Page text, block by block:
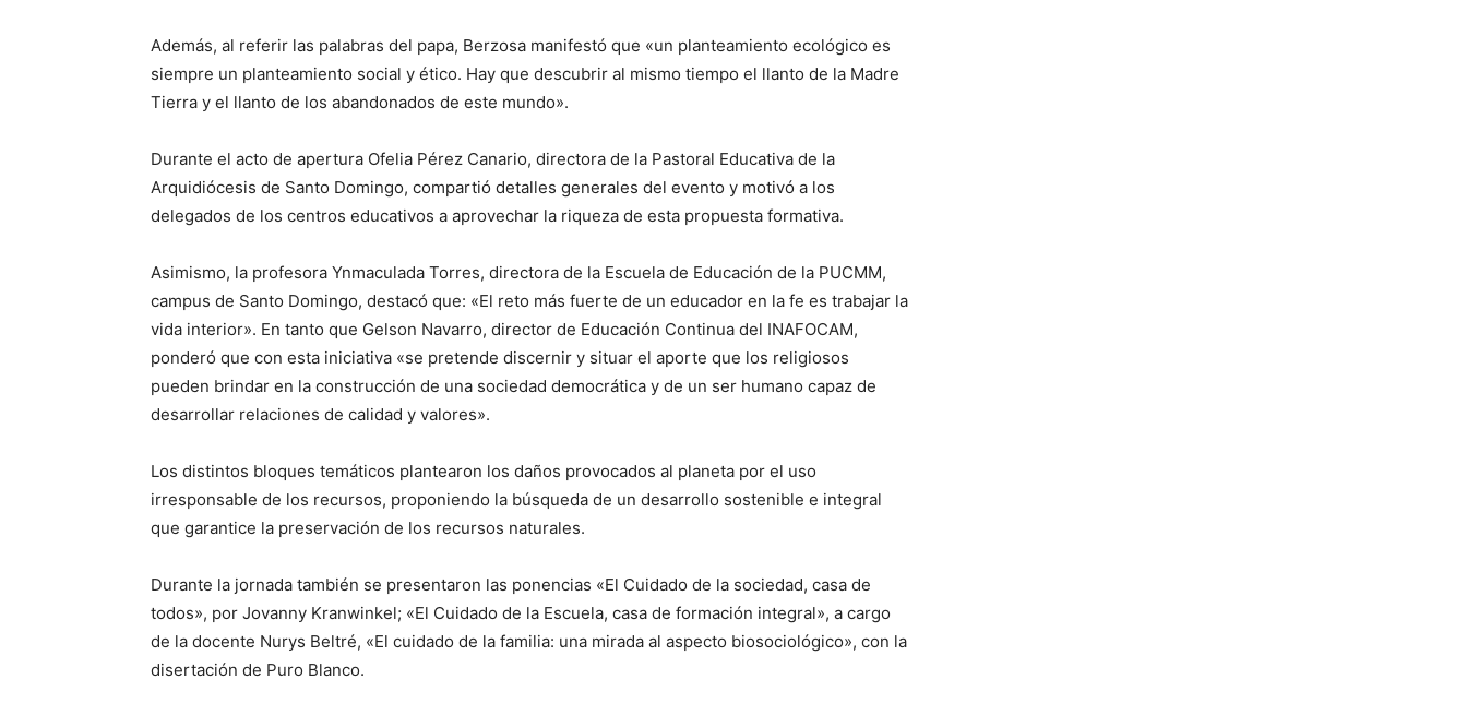
Además, al referir las palabras del papa, Berzosa manifestó que «un planteamiento ecológico es
siempre un planteamiento social y ético. Hay que descubrir al mismo tiempo el llanto de la Madre
Tierra y el llanto de los abandonados de este mundo».
Durante el acto de apertura Ofelia Pérez Canario, directora de la Pasto­ral Educativa de la
Arquidiócesis de Santo Domingo, compartió detalles generales del evento y motivó a los
delegados de los centros educativos a aprovechar la riqueza de esta pro­puesta formativa.
Asimismo, la profesora Ynmaculada Torres, directora de la Escuela de Educación de la PUCMM,
campus de Santo Domingo, destacó que: «El reto más fuerte de un educador en la fe es trabajar la
vida interior». En tanto que Gelson Navarro, director de Educa­ción Continua del INAFOCAM,
ponderó que con esta iniciativa «se pretende discernir y situar el aporte que los religiosos
pueden brindar en la construcción de una sociedad demo­crática y de un ser humano capaz de
desarrollar relaciones de calidad y valores».
Los distintos bloques temáticos plantearon los daños provocados al planeta por el uso
irresponsable de los recursos, proponiendo la búsqueda de un desarrollo sostenible e integral
que garantice la preservación de los recursos naturales.
Durante la jornada también se presentaron las ponencias «El Cuidado de la sociedad, casa de
todos», por Jovanny Kranwinkel; «El Cuidado de la Escuela, casa de formación integral», a cargo
de la docente Nurys Beltré, «El cuidado de la familia: una mirada al aspecto biosociológico», con la
disertación de Puro Blanco.